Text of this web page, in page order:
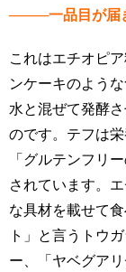
────一品目が届
これはエチオピ
ンケーキのよう
水と混ぜて発酵
のです。テフは
「グルテンフリ
されています。
な具材を載せて
ト」と言うトウ
ー、「ヤベグア